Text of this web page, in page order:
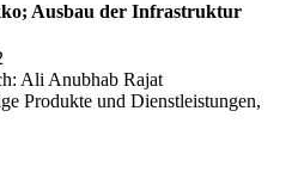
Ausbau der Infrastruktur
Ali Anubhab Rajat
Produkte und Dienstleistungen,